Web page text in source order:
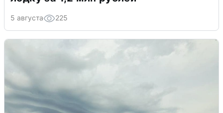
5 августа 225